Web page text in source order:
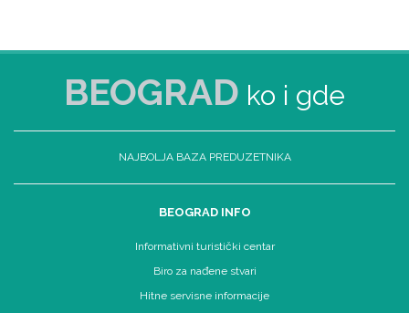
BEOGRAD ko i gde
NAJBOLJA BAZA PREDUZETNIKA
BEOGRAD INFO
Informativni turistički centar
Biro za nađene stvari
Hitne servisne informacije